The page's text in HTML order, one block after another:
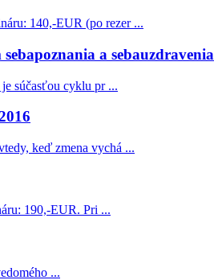
140,-EUR (po rezer ...
a sebauzdravenia
súčasťou cyklu pr ...
keď zmena vychá ...
190,-EUR. Pri ...
...